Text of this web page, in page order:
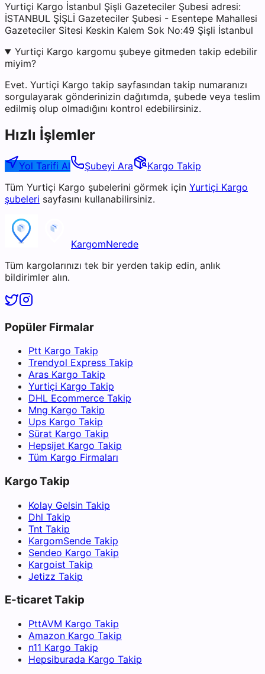
Yurtiçi Kargo İstanbul Şişli Gazeteciler Şubesi adresi:
İSTANBUL ŞİŞLİ Gazeteciler Şubesi - Esentepe Mahallesi
Gazeteciler Sitesi Keskin Kalem Sok No:49 Şişli İstanbul
Yurtiçi Kargo kargomu şubeye gitmeden takip edebilir
miyim?
Evet. Yurtiçi Kargo takip sayfasından takip numaranızı
sorgulayarak gönderinizin dağıtımda, şubede veya teslim
edilmiş olup olmadığını kontrol edebilirsiniz.
Hızlı İşlemler
Yol Tarifi Al Şubeyi Ara
Kargo Takip
Tüm Yurtiçi Kargo şubelerini görmek için Yurtiçi Kargo
şubeleri sayfasını kullanabilirsiniz.
KargomNerede
Tüm kargolarınızı tek bir yerden takip edin, anlık
bildirimler alın.
Popüler Firmalar
Ptt Kargo Takip
Trendyol Express Takip
Aras Kargo Takip
Yurtiçi Kargo Takip
DHL Ecommerce Takip
Mng Kargo Takip
Ups Kargo Takip
Sürat Kargo Takip
Hepsijet Kargo Takip
Tüm Kargo Firmaları
Kargo Takip
Kolay Gelsin Takip
Dhl Takip
Tnt Takip
KargomSende Takip
Sendeo Kargo Takip
Kargoist Takip
Jetizz Takip
E-ticaret Takip
PttAVM Kargo Takip
Amazon Kargo Takip
n11 Kargo Takip
Hepsiburada Kargo Takip